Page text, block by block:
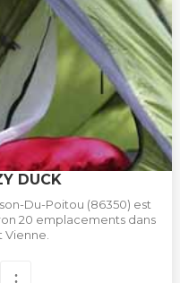
DUCK
Du-Poitou (86350) est
20 emplacements dans